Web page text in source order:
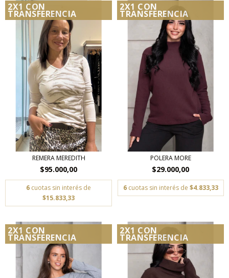
2X1 CON
TRANSFERENCIA
REMERA MEREDITH
$95.000,00
6 cuotas sin interés de
$15.833,33
2X1 CON
TRANSFERENCIA
POLERA MORE
$29.000,00
6 cuotas sin interés de $4.833,33
2X1 CON
TRANSFERENCIA
2X1 CON
TRANSFERENCIA